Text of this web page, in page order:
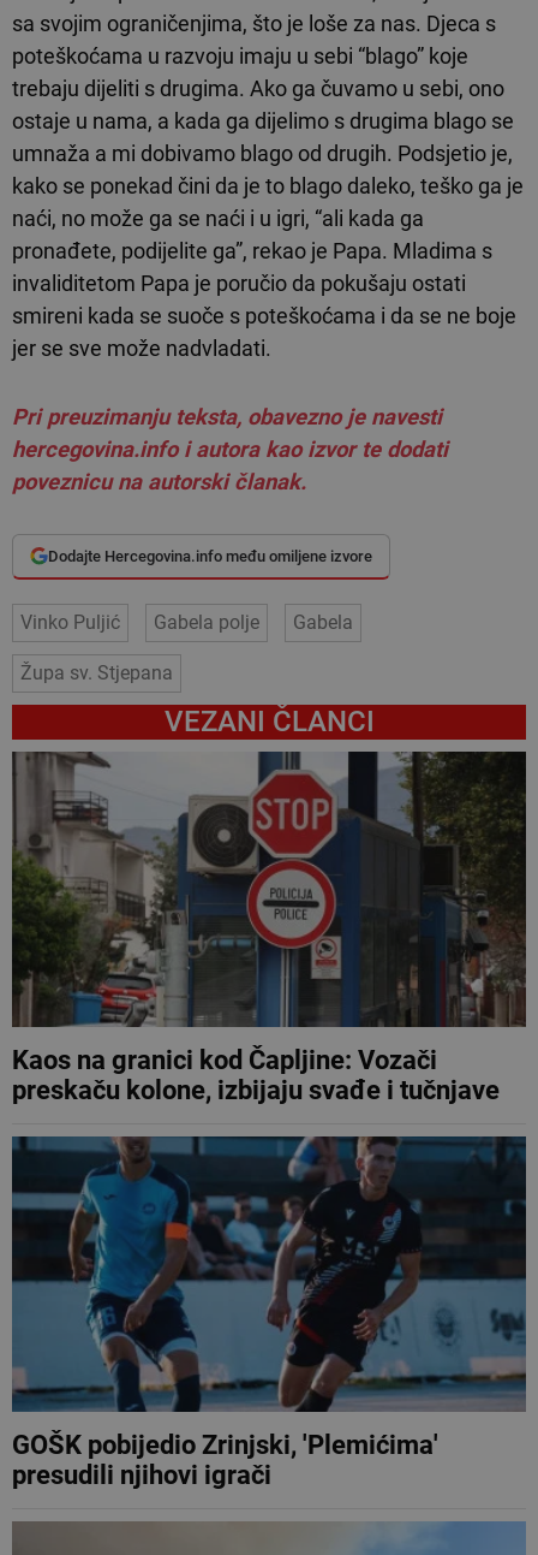
sa svojim ograničenjima, što je loše za nas. Djeca s
poteškoćama u razvoju imaju u sebi “blago” koje
trebaju dijeliti s drugima. Ako ga čuvamo u sebi, ono
ostaje u nama, a kada ga dijelimo s drugima blago se
umnaža a mi dobivamo blago od drugih. Podsjetio je,
kako se ponekad čini da je to blago daleko, teško ga je
naći, no može ga se naći i u igri, “ali kada ga
pronađete, podijelite ga”, rekao je Papa. Mladima s
invaliditetom Papa je poručio da pokušaju ostati
smireni kada se suoče s poteškoćama i da se ne boje
jer se sve može nadvladati.
Pri preuzimanju teksta, obavezno je navesti
hercegovina.info i autora kao izvor te dodati
poveznicu na autorski članak.
Dodajte Hercegovina.info među omiljene izvore
Vinko Puljić Gabela polje Gabela
Župa sv. Stjepana
VEZANI ČLANCI
Kaos na granici kod Čapljine: Vozači
preskaču kolone, izbijaju svađe i tučnjave
GOŠK pobijedio Zrinjski, 'Plemićima'
presudili njihovi igrači